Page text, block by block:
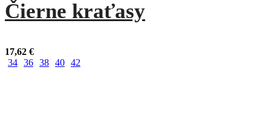
Čierne kraťasy
17,62 €
34 36 38 40 42